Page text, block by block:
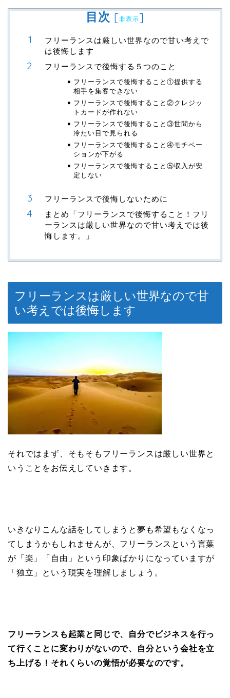
目次 [非表示]
フリーランスは厳しい世界なので甘い考えで
は後悔します
フリーランスで後悔する５つのこと
フリーランスで後悔すること①提供する
相手を集客できない
フリーランスで後悔すること②クレジッ
トカードが作れない
フリーランスで後悔すること③世間から
冷たい目で見られる
フリーランスで後悔すること④モチベー
ションが下がる
フリーランスで後悔すること⑤収入が安
定しない
フリーランスで後悔しないために
まとめ「フリーランスで後悔すること！フリ
ーランスは厳しい世界なので甘い考えでは後
悔します。」
フリーランスは厳しい世界なので甘
い考えでは後悔します
それではまず、そもそもフリーランスは厳しい世界と
いうことをお伝えしていきます。
いきなりこんな話をしてしまうと夢も希望もなくなっ
てしまうかもしれませんが、フリーランスという言葉
が「楽」「自由」という印象ばかりになっていますが
「独立」という現実を理解しましょう。
フリーランスも起業と同じで、自分でビジネスを行っ
て行くことに変わりがないので、自分という会社を立
ち上げる！それくらいの覚悟が必要なのです。